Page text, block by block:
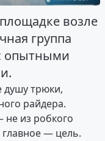
возле
группа
опытными
душу трюки,
райдера.
не из робкого
главное — цель.